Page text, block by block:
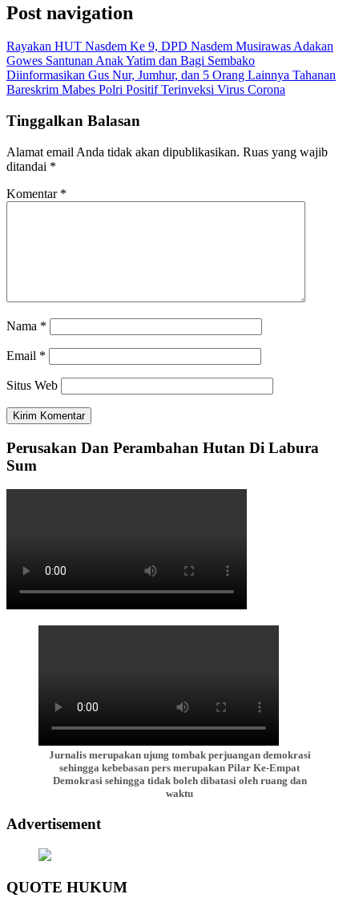
Post navigation
Rayakan HUT Nasdem Ke 9, DPD Nasdem Musirawas Adakan
Gowes Santunan Anak Yatim dan Bagi Sembako
Diinformasikan Gus Nur, Jumhur, dan 5 Orang Lainnya Tahanan
Bareskrim Mabes Polri Positif Terinveksi Virus Corona
Tinggalkan Balasan
Alamat email Anda tidak akan dipublikasikan. Ruas yang wajib
ditandai *
Komentar *
Nama *
Email *
Situs Web
Perusakan Dan Perambahan Hutan Di Labura
Sum
Jurnalis merupakan ujung tombak perjuangan demokrasi
sehingga kebebasan pers merupakan Pilar Ke-Empat
Demokrasi sehingga tidak boleh dibatasi oleh ruang dan
waktu
Advertisement
QUOTE HUKUM